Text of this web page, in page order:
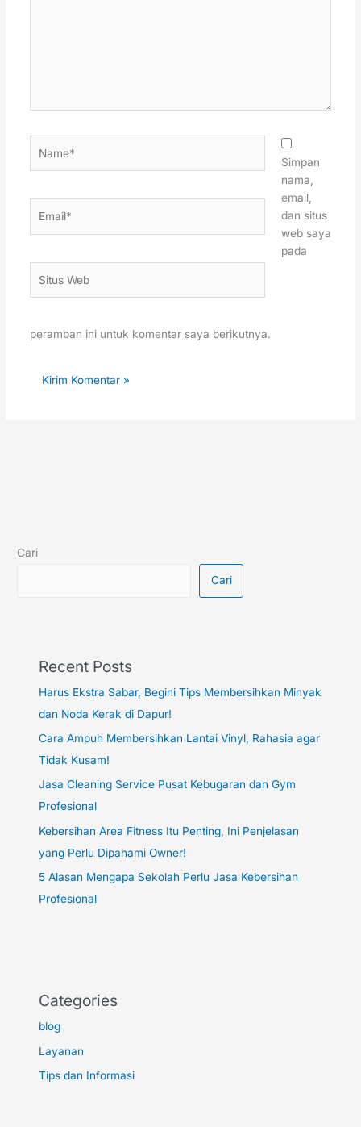
Web
Simpan
nama,
email,
dan situs
web saya
pada
peramban ini untuk komentar saya berikutnya.
Cari
Cari
Recent Posts
Harus Ekstra Sabar, Begini Tips Membersihkan Minyak
dan Noda Kerak di Dapur!
Cara Ampuh Membersihkan Lantai Vinyl, Rahasia agar
Tidak Kusam!
Jasa Cleaning Service Pusat Kebugaran dan Gym
Profesional
Kebersihan Area Fitness Itu Penting, Ini Penjelasan
yang Perlu Dipahami Owner!
5 Alasan Mengapa Sekolah Perlu Jasa Kebersihan
Profesional
Categories
blog
Layanan
Tips dan Informasi